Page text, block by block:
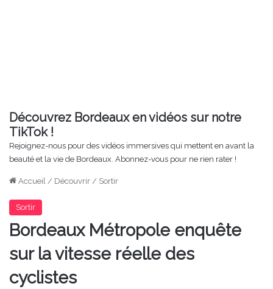
Découvrez Bordeaux en vidéos sur notre
TikTok !
Rejoignez-nous pour des vidéos immersives qui mettent en avant la
beauté et la vie de Bordeaux. Abonnez-vous pour ne rien rater !
Accueil / Découvrir / Sortir
Sortir
Bordeaux Métropole enquête
sur la vitesse réelle des
cyclistes